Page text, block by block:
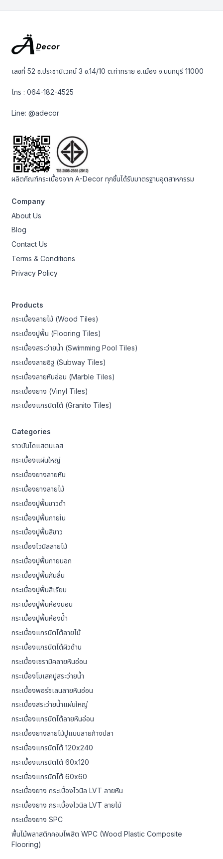
เลขที่ 52 ซ.ประชานิเวศน์ 3 ซ.14/10 ต.ท่าทราย อ.เมือง จ.นนทบุรี 11000
โทร :064-182-4525
Line:@adecor
ผลิตภัณฑ์กระเบื้องจาก A-Decor ทุกชิ้นได้รับมาตรฐานอุตสาหกรรม
Company
About Us
Blog
Contact Us
Terms & Conditions
Privacy Policy
Products
กระเบื้องลายไม้ (Wood Tiles)
กระเบื้องปูพื้น (Flooring Tiles)
กระเบื้องสระว่ายน้ำ (Swimming Pool Tiles)
กระเบื้องลายอิฐ (Subway Tiles)
กระเบื้องลายหินอ่อน (Marble Tiles)
กระเบื้องยาง (Vinyl Tiles)
กระเบื้องแกรนิตโต้ (Granito Tiles)
Categories
ราวบันไดแสตนเลส
กระเบื้องแผ่นใหญ่
กระเบื้องยางลายหิน
กระเบื้องยางลายไม้
กระเบื้องปูพื้นขาวดำ
กระเบื้องปูพื้นภายใน
กระเบื้องปูพื้นสีขาว
กระเบื้องไวนิลลายไม้
กระเบื้องปูพื้นภายนอก
กระเบื้องปูพื้นกันลื่น
กระเบื้องปูพื้นสีเรียบ
กระเบื้องปูพื้นห้องนอน
กระเบื้องปูพื้นห้องน้ํา
กระเบื้องแกรนิตโต้ลายไม้
กระเบื้องแกรนิตโต้ผิวด้าน
กระเบื้องเซรามิคลายหินอ่อน
กระเบื้องโมเสคปูสระว่ายน้ำ
กระเบื้องพอร์ซเลนลายหินอ่อน
กระเบื้องสระว่ายน้ำแผ่นใหญ่
กระเบื้องแกรนิตโต้ลายหินอ่อน
กระเบื้องยางลายไม้ปูแบบลายก้างปลา
กระเบื้องแกรนิตโต้ 120x240
กระเบื้องแกรนิตโต้ 60x120
กระเบื้องแกรนิตโต้ 60x60
กระเบื้องยาง กระเบื้องไวนิล LVT ลายหิน
กระเบื้องยาง กระเบื้องไวนิล LVT ลายไม้
กระเบื้องยาง SPC
พื้นไม้พลาสติกคอมโพสิต WPC (Wood Plastic Composite
Flooring)